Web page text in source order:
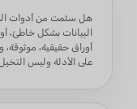
هل سئمت من أدوات
أوراق حقيقية،
على الأدلة وليس